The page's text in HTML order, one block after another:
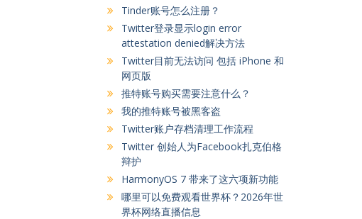
Tinder账号怎么注册？
Twitter登录显示login error
attestation denied解决方法
Twitter目前无法访问 包括 iPhone 和
网页版
推特账号购买需要注意什么？
我的推特账号被黑客盗
Twitter账户存档清理工作流程
Twitter 创始人为Facebook扎克伯格
辩护
HarmonyOS 7 带来了这六项新功能
哪里可以免费观看世界杯？2026年世
界杯网络直播信息